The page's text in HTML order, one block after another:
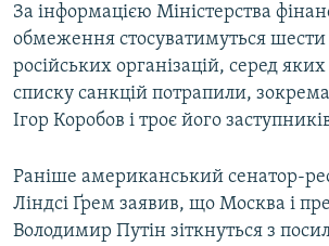
ВІДЕОУРОКИ «ELIFBE»
СВІДЧЕННЯ ОКУПАЦІЇ
ІНФОГРАФІКА
ЯК ОБІЙТИ БЛОКУВАННЯ
Русский
Qırımtatar
ДОЛУЧАЙСЯ!
За інформацією Міністерства
обмеження стосуватимуться шести
російських організацій, серед
списку санкцій потрапили,
Ігор Коробов і троє його
Раніше американський сенатор-
Ліндсі Ґрем заявив, що Москва і
Володимир Путін зіткнуться з